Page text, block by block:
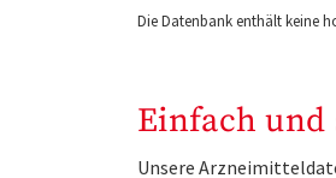
Die Datenbank enthält keine
Einfach
Unsere